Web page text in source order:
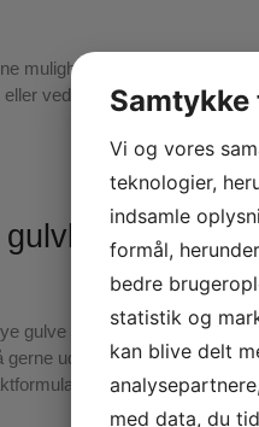
muligheder for gulvbelægning i
eller ved at skrive i
i
gulve – vi giver gerne et
gerne ud og ser på
så vender vi tilbage
Vi og vores
teknologier,
indsamle
formål,
bedre
statistik og
kan blive delt
med data, du